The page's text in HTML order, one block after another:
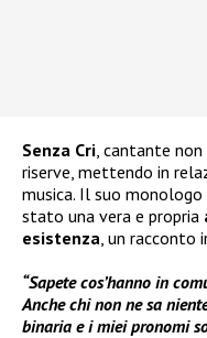
Senza Cri, cantante non
riserve, mettendo in
musica. Il suo
stato una vera e propria
esistenza, un racconto
“Sapete cos’hanno in
Anche chi non ne sa
binaria e i miei pronomi